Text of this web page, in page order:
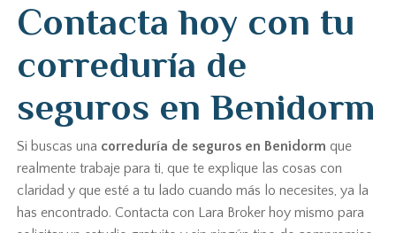
Contacta hoy con tu
correduría de
seguros en Benidorm
Si buscas una correduría de seguros en Benidorm que
realmente trabaje para ti, que te explique las cosas con
claridad y que esté a tu lado cuando más lo necesites, ya la
has encontrado. Contacta con Lara Broker hoy mismo para